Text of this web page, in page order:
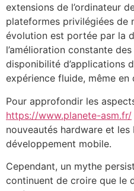
extensions de l’ordinateur
plateformes privilégiées de
évolution est portée par la
l’amélioration constante
disponibilité d’applications
expérience fluide, même en
Pour approfondir les
https://www.planete-asm.fr/
nouveautés hardware et
développement mobile.
Cependant, un mythe
continuent de croire que le